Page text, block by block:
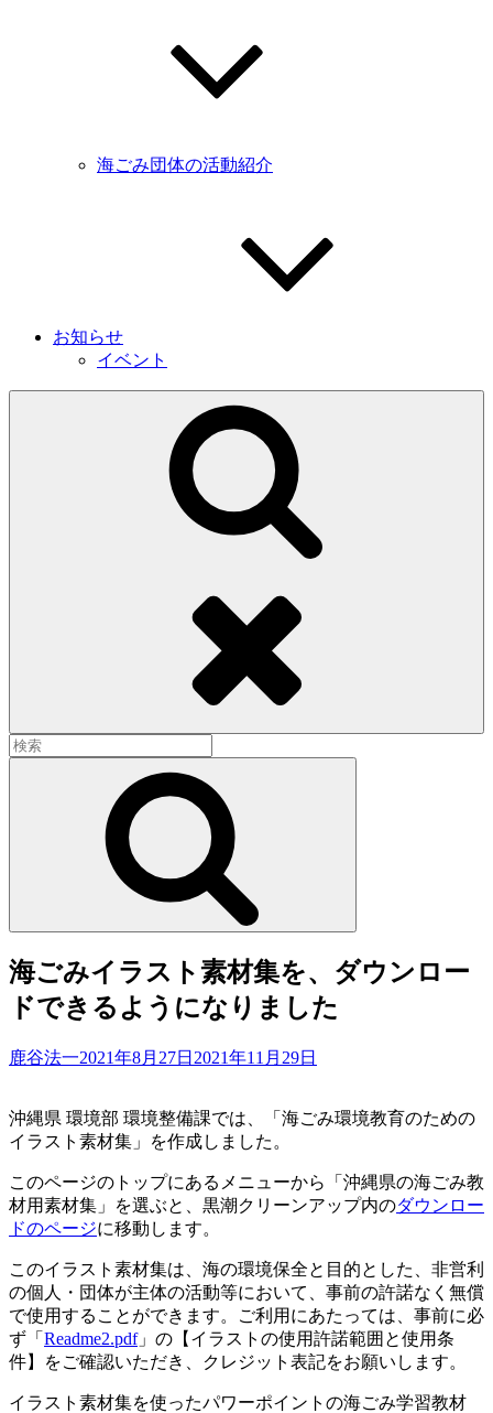
海ごみ団体の活動紹介
お知らせ
イベント
Search
for:
海ごみイラスト素材集を、ダウンロー
ドできるようになりました
鹿谷法一Posted
2021年8月27日 2021年11月29日
沖縄県 環境部 環境整備課では、「海ごみ環境教育のための
イラスト素材集」を作成しました。
このページのトップにあるメニューから「沖縄県の海ごみ教
材用素材集」を選ぶと、黒潮クリーンアップ内のダウンロー
ドのページに移動します。
このイラスト素材集は、海の環境保全と目的とした、非営利
の個人・団体が主体の活動等において、事前の許諾なく無償
で使用することができます。ご利用にあたっては、事前に必
ず「 Readme2.pdf」の【イラストの使用許諾範囲と使用条
件】をご確認いただき、クレジット表記をお願いします。
イラスト素材集を使ったパワーポイントの海ごみ学習教材